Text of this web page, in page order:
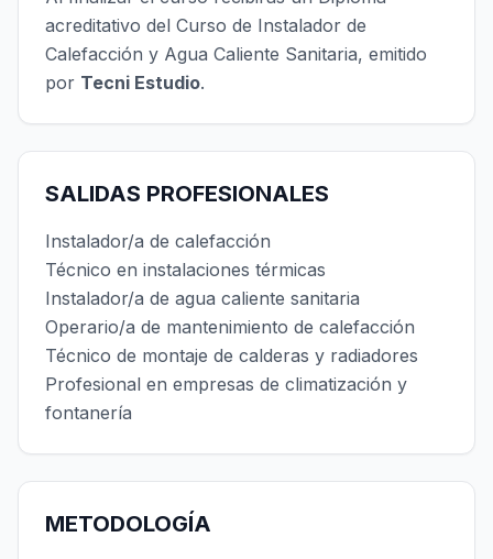
acreditativo del Curso de Instalador de
Calefacción y Agua Caliente Sanitaria, emitido
por Tecni Estudio.
SALIDAS PROFESIONALES
Instalador/a de calefacción
Técnico en instalaciones térmicas
Instalador/a de agua caliente sanitaria
Operario/a de mantenimiento de calefacción
Técnico de montaje de calderas y radiadores
Profesional en empresas de climatización y
fontanería
METODOLOGÍA